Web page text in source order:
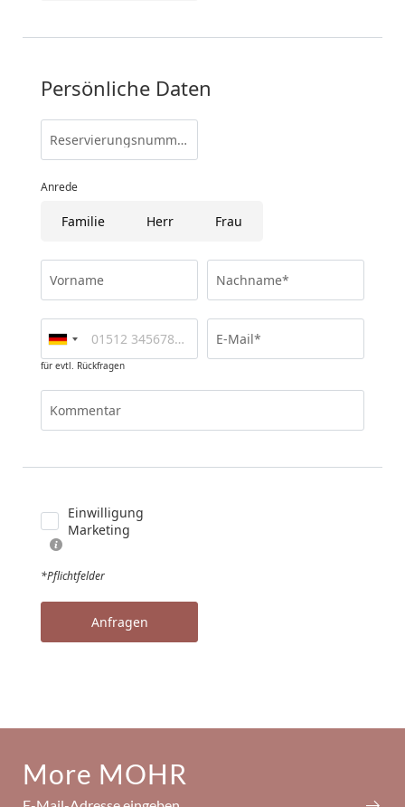
Persönliche Daten
Reservierungsnummer
Anrede
Familie Herr Frau
Vorname Nachname*
für evtl. Rückfragen
E-Mail*
Kommentar
Einwilligung
Marketing
*Pflichtfelder
Anfragen
More MOHR